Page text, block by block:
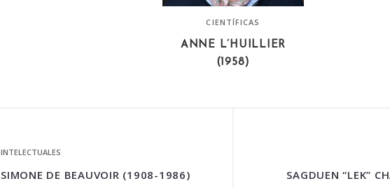
CIENTÍFICAS
ANNE L’HUILLIER
(1958)
INTELECTUALES
SIMONE DE BEAUVOIR (1908-1986) SAGDUEN “LEK”